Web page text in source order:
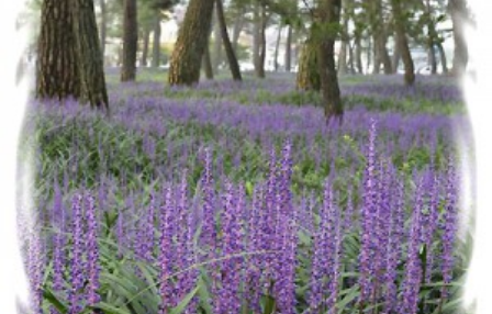
4 리갈
5 매발톱
6 백합
7 시계초
8 채송화
9 숙근